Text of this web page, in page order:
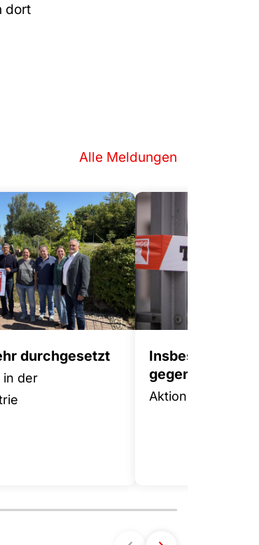
dort
Alle Meldungen
durchgesetzt
in der
Insbesondere
gegen
Aktionsplan für